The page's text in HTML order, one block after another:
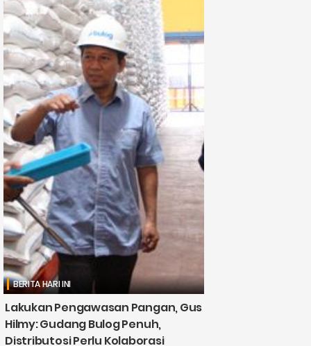
BERITA HARI INI
Lakukan Pengawasan Pangan, Gus
Hilmy: Gudang Bulog Penuh,
Distributosi Perlu Kolaborasi